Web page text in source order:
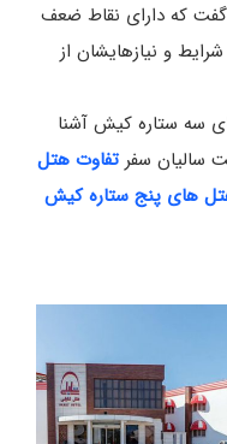
گفت که دارای نقاط ضعف
و نیازهایشان از
سه ستاره کیش آشنا
سالیان سفر تفاوت هتل
های پنج ستاره کیش